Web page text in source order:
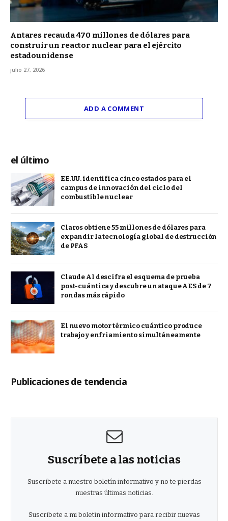
Antares recauda 470 millones de dólares para
construir un reactor nuclear para el ejército
estadounidense
julio 27, 2026
ADD A COMMENT
el último
EE.UU. identifica cinco estados para el
campus de innovación del ciclo del
combustible nuclear
Claros obtiene 55 millones de dólares para
expandir la tecnología global de destrucción
de PFAS
Claude AI descifra el esquema de prueba
post-cuántica y descubre un ataque AES de 7
rondas más rápido
El nuevo motor térmico cuántico produce
trabajo y enfriamiento simultáneamente
Publicaciones de tendencia
Suscríbete a las noticias
Suscríbete a nuestro boletín informativo y no te pierdas
nuestras últimas noticias.
Suscríbete a mi boletín informativo para recibir nuevas